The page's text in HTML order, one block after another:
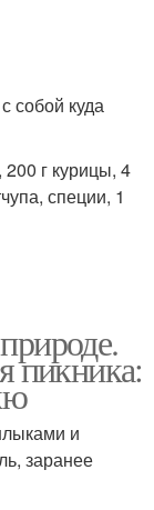
собой куда
200 г курицы, 4
специи, 1
пикника:
и
заранее